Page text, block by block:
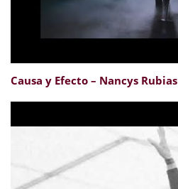
Causa y Efecto – Nancys Rubias